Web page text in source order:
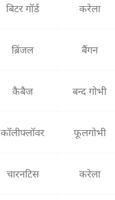
बिटर गॉर्ड करेला
ब्रिंजल बैंगन
कैबैज बन्‍द गोभी
कॉलीफ्लॉवर फूलगोभी
चारनटिस करेला